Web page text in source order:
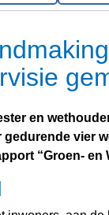
en
gedurende vier
“Groen- en